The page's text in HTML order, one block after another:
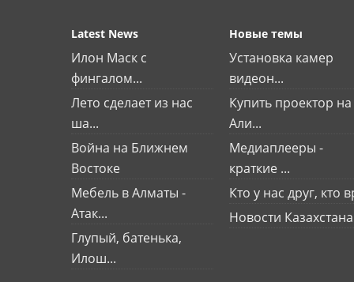
Latest News
Илон Маск с
фингалом...
Лето сделает из нас
ша...
Война на Ближнем
Востоке
Мебель в Алматы -
Атак...
Глупый, батенька,
Илош...
Новые темы
Установка камер
видеон...
Купить проектор на
Али...
Медиаплееры -
краткие ...
Кто у нас друг, кто
Новости Казахстана